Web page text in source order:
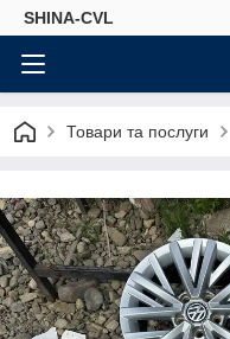
SHINA-CVL
Товари та послуги